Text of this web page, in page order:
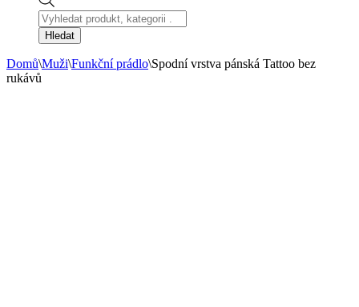
Products
search
Hledat
Domů\Muži\Funkční prádlo\Spodní vrstva pánská Tattoo bez
rukávů